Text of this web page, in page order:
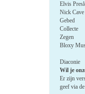
Elvis
Nick
Gebed
Collecte
Zegen
Bloxy
Diaconie
Wil je
Er zijn
geef via